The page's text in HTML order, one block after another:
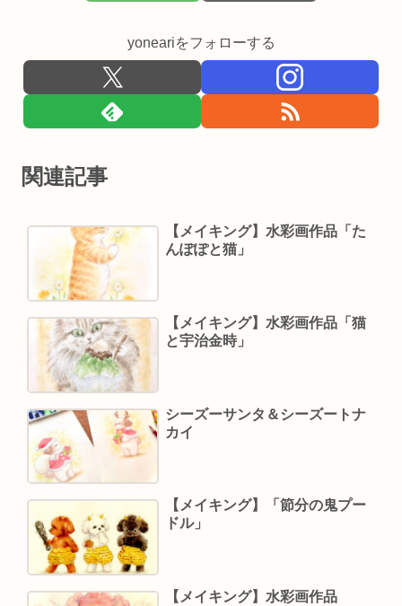
yoneariをフォローする
関連記事
【メイキング】水彩画作品「た
んぽぽと猫」
【メイキング】水彩画作品「猫
と宇治金時」
シーズーサンタ＆シーズートナ
カイ
【メイキング】「節分の鬼プー
ドル」
【メイキング】水彩画作品